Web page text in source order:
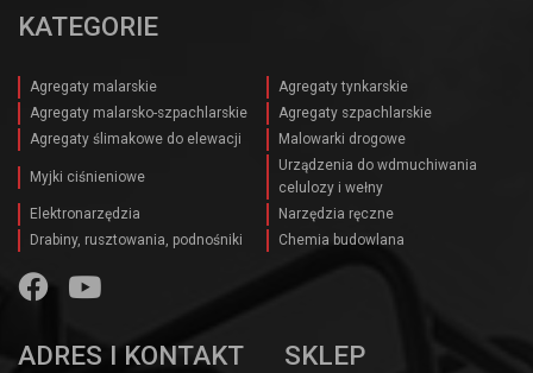
KATEGORIE
Agregaty malarskie
Agregaty tynkarskie
Agregaty malarsko-szpachlarskie
Agregaty szpachlarskie
Agregaty ślimakowe do elewacji
Malowarki drogowe
Myjki ciśnieniowe
Urządzenia do wdmuchiwania
celulozy i wełny
Elektronarzędzia
Narzędzia ręczne
Drabiny, rusztowania, podnośniki
Chemia budowlana
ADRES I KONTAKT SKLEP